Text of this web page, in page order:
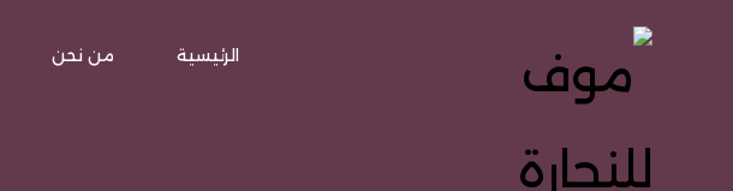
الرئيسية من نحن